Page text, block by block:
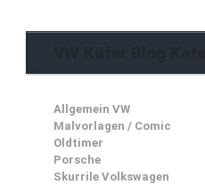
Allgemein VW
Malvorlagen / Comic
Oldtimer
Porsche
Skurrile Volkswagen